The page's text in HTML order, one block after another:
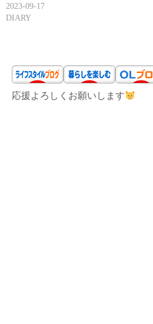
2023-09-17
DIARY
応援よろしくお願いします